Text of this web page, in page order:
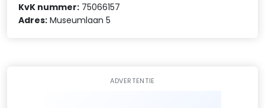
KvK nummer: 75066157
Adres: Museumlaan 5
ADVERTENTIE